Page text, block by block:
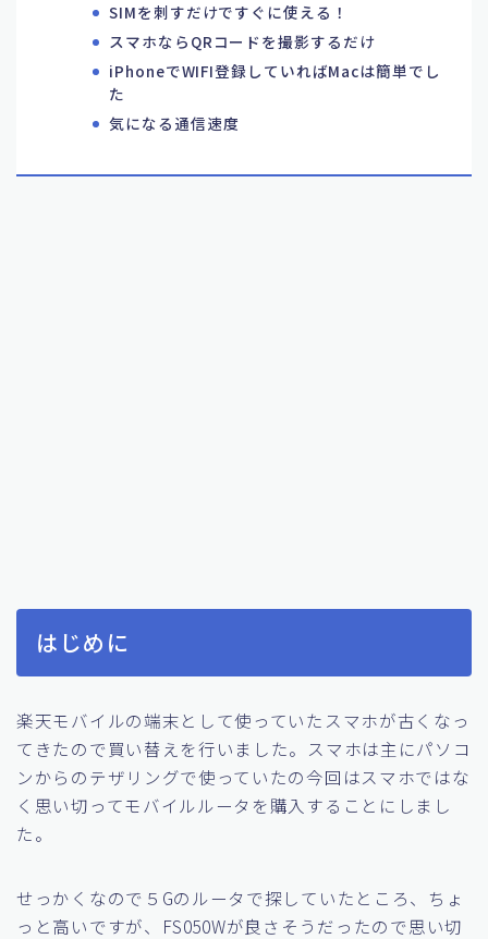
SIMを刺すだけですぐに使える！
スマホならQRコードを撮影するだけ
iPhoneでWIFI登録していればMacは簡単でし
た
気になる通信速度
はじめに
楽天モバイルの端末として使っていたスマホが古くなっ
てきたので買い替えを行いました。スマホは主にパソコ
ンからのテザリングで使っていたの今回はスマホではな
く思い切ってモバイルルータを購入することにしまし
た。
せっかくなので５Gのルータで探していたところ、ちょ
っと高いですが、FS050Wが良さそうだったので思い切